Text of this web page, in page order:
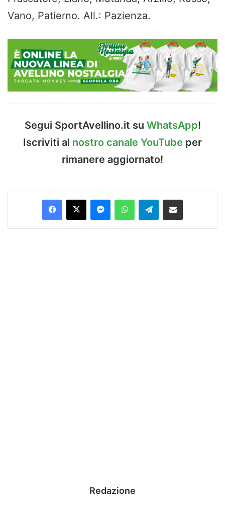
Vano, Patierno. All.: Pazienza.
Segui SportAvellino.it su WhatsApp!
Iscriviti al nostro canale YouTube per
rimanere aggiornato!
Facebook
X MessengerWhatsAppTelegramCondividi via Email
Redazione